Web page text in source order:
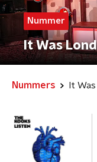
Nummer
It Was
Nummers It